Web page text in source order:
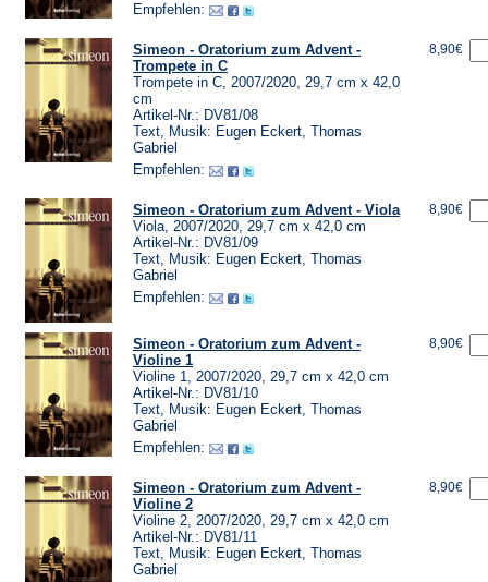
Empfehlen:
Simeon - Oratorium zum Advent -
Trompete in C
Trompete in C, 2007/2020, 29,7 cm x 42,0
cm
Artikel-Nr.: DV81/08
Text, Musik: Eugen Eckert, Thomas
Gabriel
Empfehlen:
8,90€
Simeon - Oratorium zum Advent - Viola
Viola, 2007/2020, 29,7 cm x 42,0 cm
Artikel-Nr.: DV81/09
Text, Musik: Eugen Eckert, Thomas
Gabriel
Empfehlen:
8,90€
Simeon - Oratorium zum Advent -
Violine 1
Violine 1, 2007/2020, 29,7 cm x 42,0 cm
Artikel-Nr.: DV81/10
Text, Musik: Eugen Eckert, Thomas
Gabriel
Empfehlen:
8,90€
Simeon - Oratorium zum Advent -
Violine 2
Violine 2, 2007/2020, 29,7 cm x 42,0 cm
Artikel-Nr.: DV81/11
Text, Musik: Eugen Eckert, Thomas
Gabriel
8,90€